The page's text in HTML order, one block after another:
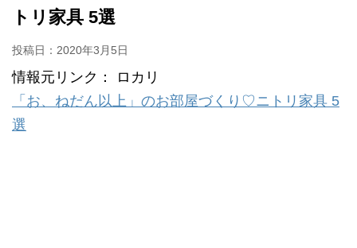
トリ家具 5選
投稿日： 2020年3月5日
情報元リンク： ロカリ
「お、ねだん以上」のお部屋づくり♡ニトリ家具 5
選